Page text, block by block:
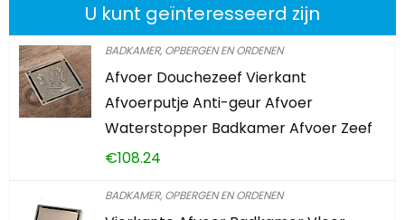
U kunt geïnteresseerd zijn
BADKAMER, OPBERGEN EN ORDENEN
Afvoer Douchezeef Vierkant
Afvoerputje Anti-geur Afvoer
Waterstopper Badkamer Afvoer Zeef
€108.24
BADKAMER, OPBERGEN EN ORDENEN